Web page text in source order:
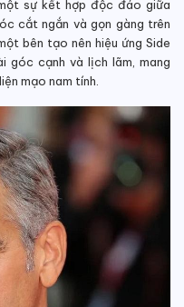
sự kết hợp độc đáo giữa
cắt ngắn và gọn gàng trên
bên tạo nên hiệu ứng Side
góc cạnh và lịch lãm, mang
mạo nam tính.